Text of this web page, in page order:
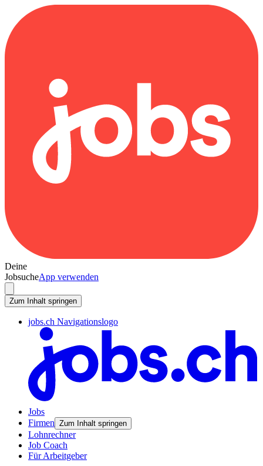
Deine
JobsucheApp verwenden
Zum Inhalt springen
jobs.ch Navigationslogo
Jobs
Firmen Zum Inhalt springen
Lohnrechner
Job Coach
Für Arbeitgeber